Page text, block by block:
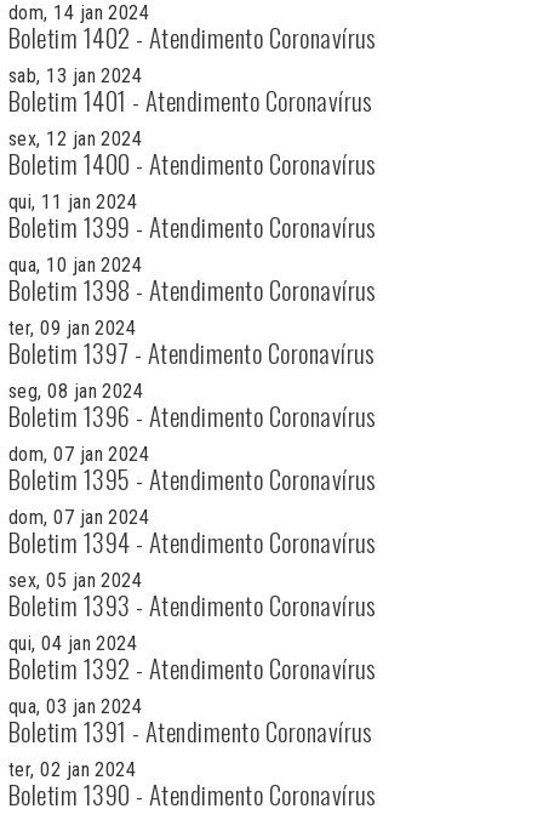
dom, 14 jan 2024
Boletim 1402 - Atendimento Coronavírus
sab, 13 jan 2024
Boletim 1401 - Atendimento Coronavírus
sex, 12 jan 2024
Boletim 1400 - Atendimento Coronavírus
qui, 11 jan 2024
Boletim 1399 - Atendimento Coronavírus
qua, 10 jan 2024
Boletim 1398 - Atendimento Coronavírus
ter, 09 jan 2024
Boletim 1397 - Atendimento Coronavírus
seg, 08 jan 2024
Boletim 1396 - Atendimento Coronavírus
dom, 07 jan 2024
Boletim 1395 - Atendimento Coronavírus
dom, 07 jan 2024
Boletim 1394 - Atendimento Coronavírus
sex, 05 jan 2024
Boletim 1393 - Atendimento Coronavírus
qui, 04 jan 2024
Boletim 1392 - Atendimento Coronavírus
qua, 03 jan 2024
Boletim 1391 - Atendimento Coronavírus
ter, 02 jan 2024
Boletim 1390 - Atendimento Coronavírus